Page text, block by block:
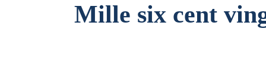
Mille six cent